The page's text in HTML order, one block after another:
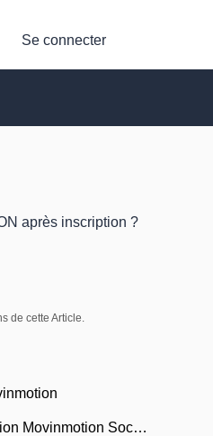
Se connecter
après inscription ?
de cette Article.
Qu'est-ce que l'application Movinmotion Social ?